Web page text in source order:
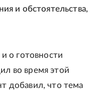
и обстоятельства,
о готовности
во время этой
добавил, что тема